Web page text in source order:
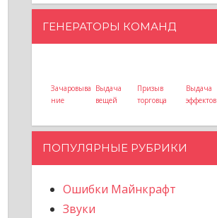
ГЕНЕРАТОРЫ КОМАНД
Зачаровыва
ние
Выдача
вещей
Призыв
торговца
Выдача
эффектов
ПОПУЛЯРНЫЕ РУБРИКИ
Ошибки Майнкрафт
Звуки